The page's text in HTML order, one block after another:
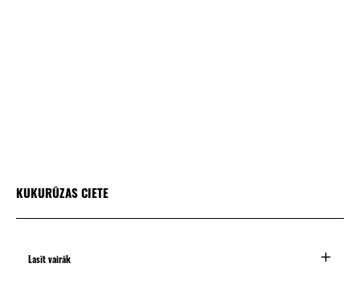
KUKURŪZAS CIETE
Lasīt vairāk